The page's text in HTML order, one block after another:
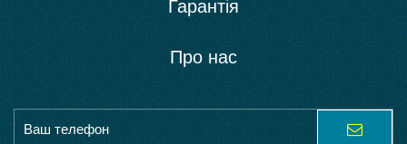
Гарантія
Про нас